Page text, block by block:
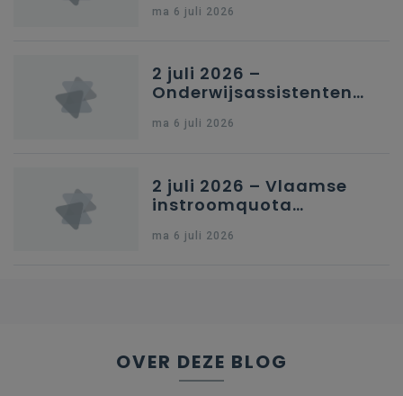
secundair onderwijs in
ma 6 juli 2026
2 juli 2026 –
Onderwijsassistenten
kleuteronderwijs
ma 6 juli 2026
2 juli 2026 – Vlaamse
instroomquota
federale RIZIV-
ma 6 juli 2026
OVER DEZE BLOG